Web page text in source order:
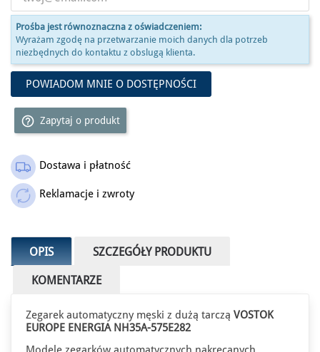
Prośba jest równoznaczna z oświadczeniem:
Wyrażam zgodę na przetwarzanie moich danych dla potrzeb
niezbędnych do kontaktu z obslugą klienta.
POWIADOM MNIE O DOSTĘPNOŚCI
help_outline Zapytaj o produkt
Dostawa i płatność
Reklamacje i zwroty
OPIS SZCZEGÓŁY PRODUKTU
KOMENTARZE
Zegarek automatyczny męski z dużą tarczą VOSTOK
EUROPE ENERGIA NH35A-575E282